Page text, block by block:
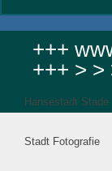
+++
+++ > >
Hansestadt Stade
Stadt Fotografie